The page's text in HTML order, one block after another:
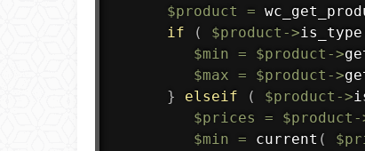
$product
=
if
( $product ->is_type
$min = $product ->
$max = $product ->
}
elseif ( $product ->
$prices
= $product -
$min = current (